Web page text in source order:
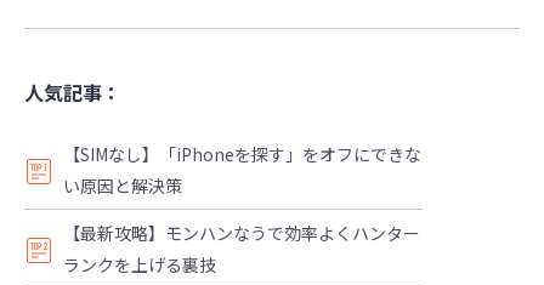
人気記事：
【SIMなし】「iPhoneを探す」をオフにできな
い原因と解決策
【最新攻略】モンハンなうで効率よくハンター
ランクを上げる裏技